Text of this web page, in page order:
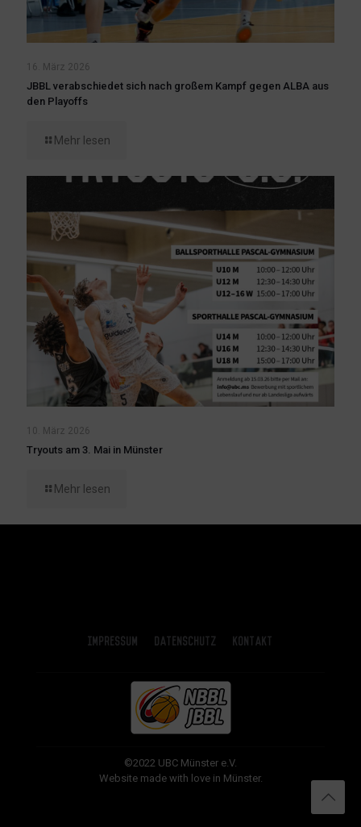
16. März 2026
JBBL verabschiedet sich nach großem Kampf gegen ALBA aus
den Playoffs
Mehr lesen
10. März 2026
Tryouts am 3. Mai in Münster
Mehr lesen
Impressum Datenschutz Kontakt
©2022 UBC Münster e.V.
Website made with love in Münster.